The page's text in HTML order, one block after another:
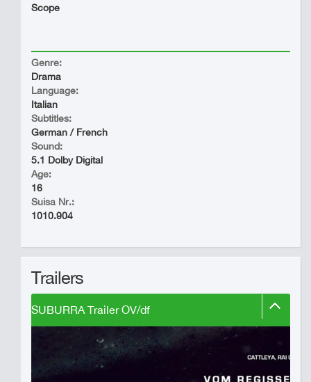
Scope
Genre:
Drama
Language:
Italian
Subtitles:
German / French
Sound:
5.1 Dolby Digital
Age:
16
Suisa Nr.:
1010.904
Trailers
SUBURRA Trailer OV/df